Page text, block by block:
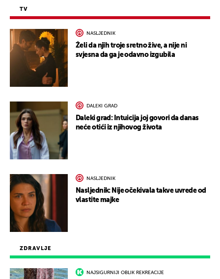
ZDRAVLJE
NAJSIGURNIJI OBLIK REKREACIJE
TV
NASLJEDNIK
Želi da njih troje sretno žive, a nije ni
svjesna da ga je odavno izgubila
DALEKI GRAD
Daleki grad: Intuicija joj govori da danas
neće otići iz njihovog života
NASLJEDNIK
Nasljednik: Nije očekivala takve uvrede od
vlastite majke